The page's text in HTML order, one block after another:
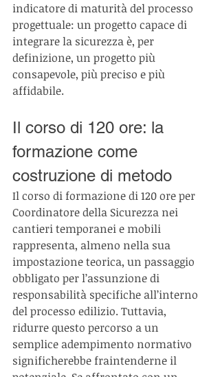
indicatore di maturità del processo
progettuale: un progetto capace di
integrare la sicurezza è, per
definizione, un progetto più
consapevole, più preciso e più
affidabile.
Il corso di 120 ore: la
formazione come
costruzione di metodo
Il corso di formazione di 120 ore per
Coordinatore della Sicurezza nei
cantieri temporanei e mobili
rappresenta, almeno nella sua
impostazione teorica, un passaggio
obbligato per l’assunzione di
responsabilità specifiche all’interno
del processo edilizio. Tuttavia,
ridurre questo percorso a un
semplice adempimento normativo
significherebbe fraintenderne il